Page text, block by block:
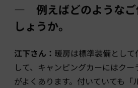
― 例えばどのようなご
しょうか。
江下さん： 暖房は標準装備とし
して、キャンピングカーにはク
がよくあります。付いていても「